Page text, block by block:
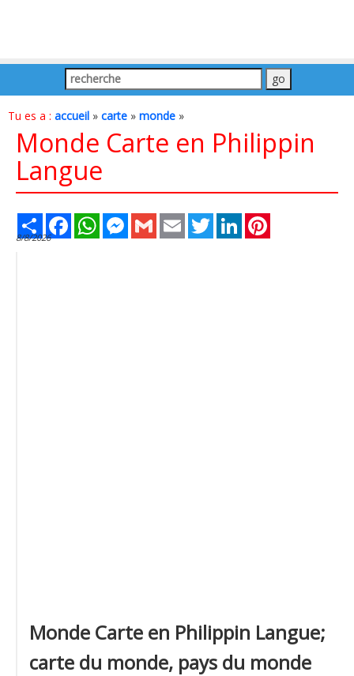
Tu es a : accueil » carte » monde »
Monde Carte en Philippin
Langue
Share FacebookWhatsAppMessenger
Gmail Email TwitterLinkedIn
8/8/2026
Monde Carte en Philippin Langue;
carte du monde, pays du monde